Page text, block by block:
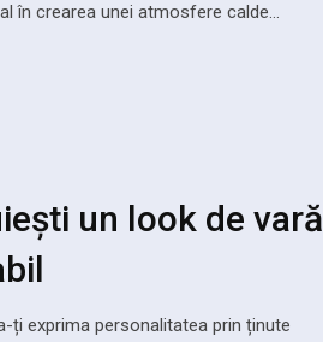
în crearea unei atmosfere calde…
un look de vară
ți exprima personalitatea prin ținute